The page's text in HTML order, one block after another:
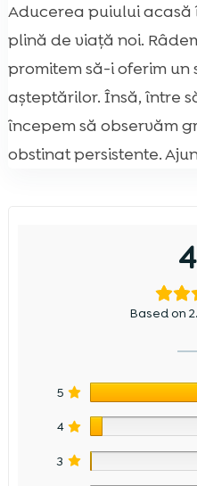
Aducerea puiului
plină de viață noi.
promitem să-i oferim
așteptărilor. Însă, între
începem să observăm
obstinat persistente.
Based on
5
4
3